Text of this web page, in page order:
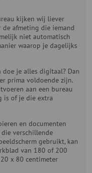
kijken wij liever
de afmeting die iemand
niet automatisch
waarop je dagelijks
je alles digitaal? Dan
prima voldoende zijn.
aan een bureau
is of je die extra
en documenten
verschillende
gebruikt, kan
van 180 of 200
x 80 centimeter